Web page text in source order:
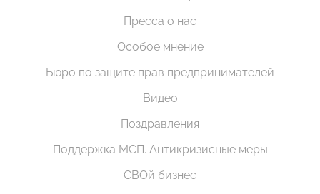
Пресса о нас
Особое мнение
Бюро по защите прав предпринимателей
Видео
Поздравления
Поддержка МСП. Антикризисные меры
СВОй бизнес